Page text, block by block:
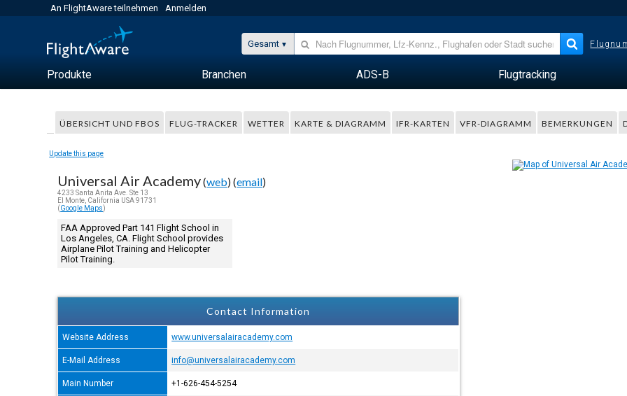
An FlightAware teilnehmen Anmelden
Gesamt
Produkte Branchen ADS-B Flugtracking
ÜBERSICHT UND FBOS FLUG-TRACKER WETTER KARTE & DIAGRAMM IFR-KARTEN VFR-DIAGRAMM BEMERKUNGEN
Update this page
Universal Air Academy(web) (email)
4233 Santa Anita Ave. Ste 13
El Monte, California USA 91731
(Google Maps)
FAA Approved Part 141 Flight School in
Los Angeles, CA. Flight School provides
Airplane Pilot Training and Helicopter
Pilot Training.
Contact Information
Website Address www.universalairacademy.com
E-Mail Address info@universalairacademy.com
Main Number +1-626-454-5254